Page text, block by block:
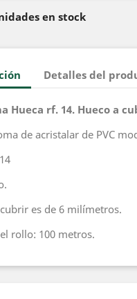
en stock
Detalles del
Hueca rf. 14. Hueco a
de acristalar de PVC
es de 6 milímetros.
rollo: 100 metros.